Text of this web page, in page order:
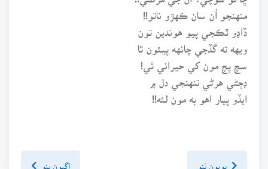
منهنجو اُن سان ڪهڙو ناتو!!
ڏاڍو ٿڪجي پيو هوندين تون
ويهه ته گڏجي چانهه پيئون ٿا
سچ پچ مون کي حيراني ٿي!
ڊڄڻي هرڻي تنهنجي دل ۾
ايڏو پيار اهو به مون لئه!!
پويون پَنو اڳيون پنو